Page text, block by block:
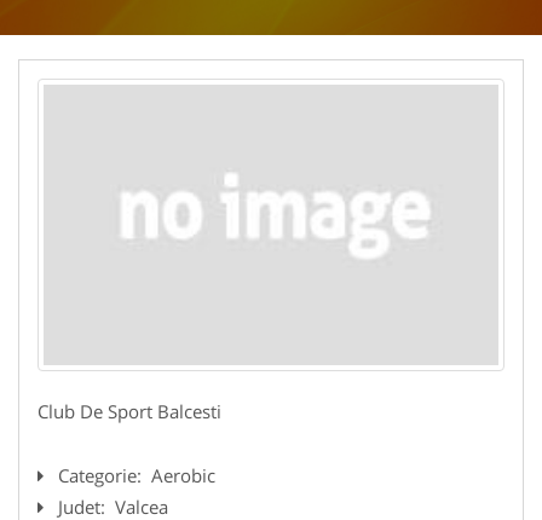
Club De Sport Balcesti
Categorie: Aerobic
Judet: Valcea